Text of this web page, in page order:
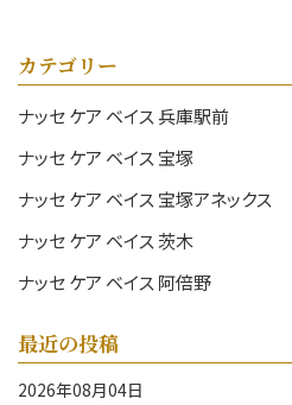
カテゴリー
ナッセ ケア ベイス 兵庫駅前
ナッセ ケア ベイス 宝塚
ナッセ ケア ベイス 宝塚アネックス
ナッセ ケア ベイス 茨木
ナッセ ケア ベイス 阿倍野
最近の投稿
2026年08月04日